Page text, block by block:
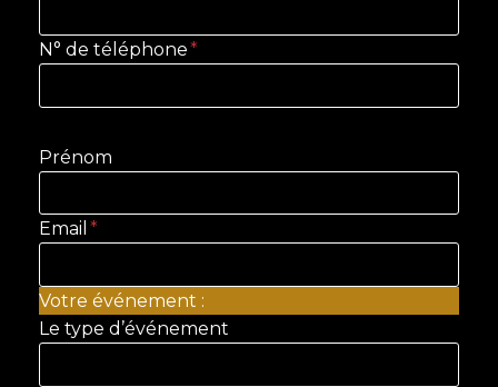
N° de téléphone*
Prénom
Email *
Votre événement :
Le type d’événement